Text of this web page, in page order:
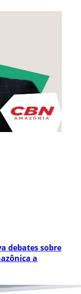
debates sobre
a